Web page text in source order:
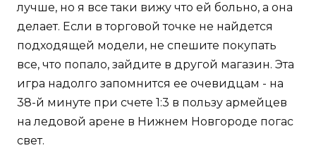
лучше, но я все таки вижу что ей больно, а она
делает. Если в торговой точке не найдется
подходящей модели, не спешите покупать
все, что попало, зайдите в другой магазин. Эта
игра надолго запомнится ее очевидцам - на
38-й минуте при счете 1:3 в пользу армейцев
на ледовой арене в Нижнем Новгороде погас
свет.